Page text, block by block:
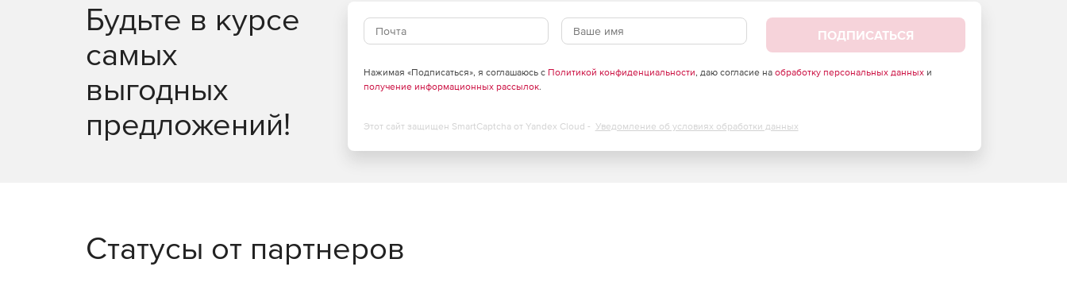
Будьте в курсе
самых
выгодных
предложений!
ПОДПИСАТЬСЯ
Нажимая «Подписаться», я соглашаюсь с Политикой конфиденциальности, даю согласие на обработку персональных данныхи
получение информационных рассылок.
Этот сайт защищен SmartCaptcha от Yandex Cloud - Уведомление об условиях обработки данных
Статусы от партнеров